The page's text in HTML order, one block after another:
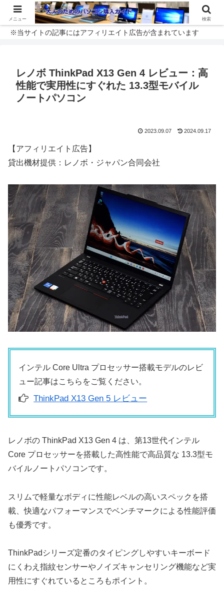
※当サイトの記事にはアフィリエイト広告が含まれています
レノボ ThinkPad X13 Gen 4 レビュー：高
性能で実用性にすぐれた 13.3型モバイル
ノートパソコン
2023.09.07 2024.09.17
【アフィリエイト広告】
貸出機材提供：レノボ・ジャパン合同会社
インテル Core Ultra プロセッサー搭載モデルのレビ
ュー記事はこちらをご覧ください。
ThinkPad X13 Gen 5 レビュー
レノボの ThinkPad X13 Gen 4 は、第13世代インテル
Core プロセッサーを搭載した高性能で高品質な 13.3型モ
バイルノートパソコンです。
スリムで軽量なボディに性能レベルの高いスペックを搭
載、快適なパフォーマンスでベンチマークによる性能評価
も優秀です。
ThinkPadシリーズ定番のタイピングしやすいキーボード
にくわえ指紋センサーやノイズキャンセリング機能など実
用性にすぐれているところもポイント。
メニュー 検索